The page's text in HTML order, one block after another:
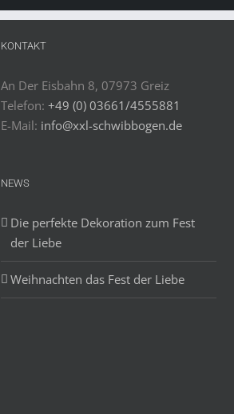
KONTAKT
An Der Eisbahn 8, 07973 Greiz
Telefon: +49 (0) 03661/4555881
E-Mail: info@xxl-schwibbogen.de
NEWS
Die perfekte Dekoration zum Fest
der Liebe
Weihnachten das Fest der Liebe